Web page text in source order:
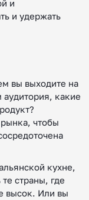
и
и удержать
вы выходите на
какие
чтобы
кухне,
страны, где
высок. Или вы